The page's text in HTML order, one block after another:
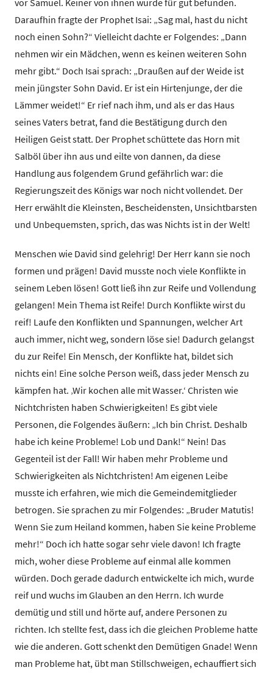
Daraufhin fragte der Prophet Isai: „Sag mal, hast du nicht
noch einen Sohn?“ Vielleicht dachte er Folgendes: „Dann
nehmen wir ein Mädchen, wenn es keinen weiteren Sohn
mehr gibt.“ Doch Isai sprach: „Draußen auf der Weide ist
mein jüngster Sohn David. Er ist ein Hirtenjunge, der die
Lämmer weidet!“ Er rief nach ihm, und als er das Haus
seines Vaters betrat, fand die Bestätigung durch den
Heiligen Geist statt. Der Prophet schüttete das Horn mit
Salböl über ihn aus und eilte von dannen, da diese
Handlung aus folgendem Grund gefährlich war: die
Regierungszeit des Königs war noch nicht vollendet. Der
Herr erwählt die Kleinsten, Bescheidensten, Unsichtbarsten
und Unbequemsten, sprich, das was Nichts ist in der Welt!
Menschen wie David sind gelehrig! Der Herr kann sie noch
formen und prägen! David musste noch viele Konflikte in
seinem Leben lösen! Gott ließ ihn zur Reife und Vollendung
gelangen! Mein Thema ist Reife! Durch Konflikte wirst du
reif! Laufe den Konflikten und Spannungen, welcher Art
auch immer, nicht weg, sondern löse sie! Dadurch gelangst
du zur Reife! Ein Mensch, der Konflikte hat, bildet sich
nichts ein! Eine solche Person weiß, dass jeder Mensch zu
kämpfen hat. ‚Wir kochen alle mit Wasser.‘ Christen wie
Nichtchristen haben Schwierigkeiten! Es gibt viele
Personen, die Folgendes äußern: „Ich bin Christ. Deshalb
habe ich keine Probleme! Lob und Dank!“ Nein! Das
Gegenteil ist der Fall! Wir haben mehr Probleme und
Schwierigkeiten als Nichtchristen! Am eigenen Leibe
musste ich erfahren, wie mich die Gemeindemitglieder
betrogen. Sie sprachen zu mir Folgendes: „Bruder Matutis!
Wenn Sie zum Heiland kommen, haben Sie keine Probleme
mehr!“ Doch ich hatte sogar sehr viele davon! Ich fragte
mich, woher diese Probleme auf einmal alle kommen
würden. Doch gerade dadurch entwickelte ich mich, wurde
reif und wuchs im Glauben an den Herrn. Ich wurde
demütig und still und hörte auf, andere Personen zu
richten. Ich stellte fest, dass ich die gleichen Probleme hatte
wie die anderen. Gott schenkt den Demütigen Gnade! Wenn
man Probleme hat, übt man Stillschweigen, echauffiert sich